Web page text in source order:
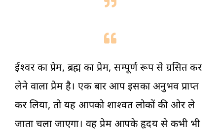
ईश्वर का प्रेम, ब्रह्म का प्रेम, सम्पूर्ण रूप से ग्रसित कर
लेने वाला प्रेम है। एक बार आप इसका अनुभव प्राप्त
कर लिया, तो यह आपको शाश्वत लोकों की ओर ले
जाता चला जाएगा। वह प्रेम आपके हृदय से कभी भी